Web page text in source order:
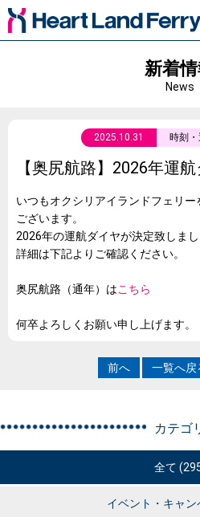
新着
News
2025.10.31 時刻
【奥尻航路】2026年運
いつもオクシリアイランドフェリ
ございます。
2026年の運航ダイヤが決定致しまし
詳細は下記よりご確認ください。
奥尻航路（通年）はこちら
何卒よろしくお願い申し上げます。
前へ 一覧へ戻
カテゴ
全て
イベント・キャン